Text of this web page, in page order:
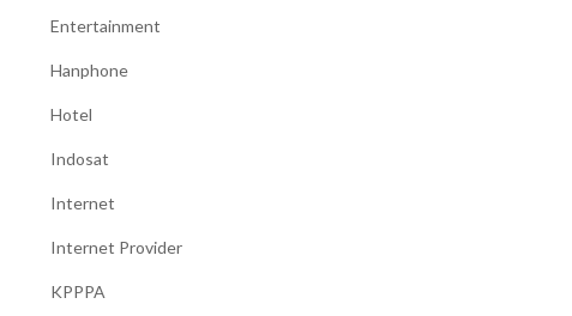
Entertainment
Hanphone
Hotel
Indosat
Internet
Internet Provider
KPPPA